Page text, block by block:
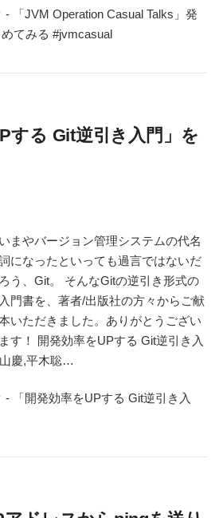
する Git逆引き入門」を
いまやバージョン管理システムの代名
になったといっても過言ではないだ
ろう、Git。 そんなGitの逆引き形式の
入門書を、著者/出版社の方々からご献
いただきました。ありがとうござい
ます！ 開発効率をUPする Git逆引き入
慶,平木聡…